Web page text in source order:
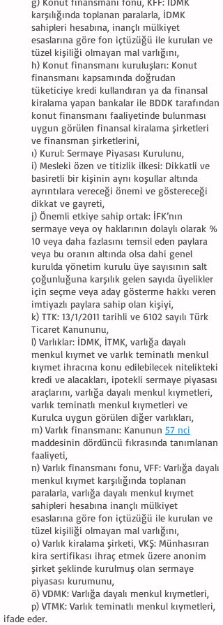
karşılığında toplanan paralarla, İDMK
sahipleri hesabına, inançlı mülkiyet
esaslarına göre fon içtüzüğü ile kurulan ve
tüzel kişiliği olmayan mal varlığını,
h) Konut finansmanı kuruluşları: Konut
finansmanı kapsamında doğrudan
tüketiciye kredi kullandıran ya da finansal
kiralama yapan bankalar ile BDDK tarafından
konut finansmanı faaliyetinde bulunması
uygun görülen finansal kiralama şirketleri
ve finansman şirketlerini,
ı) Kurul: Sermaye Piyasası Kurulunu,
i) Mesleki özen ve titizlik ilkesi: Dikkatli ve
basiretli bir kişinin aynı koşullar altında
ayrıntılara vereceği önemi ve göstereceği
dikkat ve gayreti,
j) Önemli etkiye sahip ortak: İFK’nın
sermaye veya oy haklarının dolaylı olarak %
10 veya daha fazlasını temsil eden paylara
veya bu oranın altında olsa dahi genel
kurulda yönetim kurulu üye sayısının salt
çoğunluğuna karşılık gelen sayıda üyelikler
için seçme veya aday gösterme hakkı veren
imtiyazlı paylara sahip olan kişiyi,
k) TTK: 13/1/2011 tarihli ve 6102 sayılı Türk
Ticaret Kanununu,
l) Varlıklar: İDMK, İTMK, varlığa dayalı
menkul kıymet ve varlık teminatlı menkul
kıymet ihracına konu edilebilecek nitelikteki
kredi ve alacakları, ipotekli sermaye piyasası
araçlarını, varlığa dayalı menkul kıymetleri,
varlık teminatlı menkul kıymetleri ve
Kurulca uygun görülen diğer varlıkları,
m) Varlık finansmanı: Kanunun 57 nci
maddesinin dördüncü fıkrasında tanımlanan
faaliyeti,
n) Varlık finansmanı fonu, VFF: Varlığa dayalı
menkul kıymet karşılığında toplanan
paralarla, varlığa dayalı menkul kıymet
sahipleri hesabına inançlı mülkiyet
esaslarına göre fon içtüzüğü ile kurulan ve
tüzel kişiliği olmayan mal varlığını,
o) Varlık kiralama şirketi, VKŞ: Münhasıran
kira sertifikası ihraç etmek üzere anonim
şirket şeklinde kurulmuş olan sermaye
piyasası kurumunu,
ö) VDMK: Varlığa dayalı menkul kıymetleri,
p) VTMK: Varlık teminatlı menkul kıymetleri,
ifade eder.